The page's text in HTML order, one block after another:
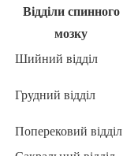
Відділи спинного
мозку
Шийний відділ
Грудний відділ
Поперековий відділ